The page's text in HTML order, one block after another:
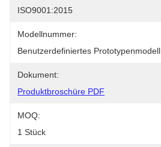
ISO9001:2015
Modellnummer:
Benutzerdefiniertes Prototypenmodell
Dokument:
Produktbroschüre PDF
MOQ:
1 Stück